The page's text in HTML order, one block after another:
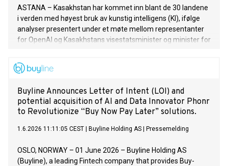
ASTANA – Kasakhstan har kommet inn blant de 30 landene
i verden med høyest bruk av kunstig intelligens (KI), ifølge
analyser presentert under et møte mellom representanter
for OpenAI og Kasakhstans visestatsminister og minister for
Buyline Announces Letter of Intent (LOI) and
potential acquisition of AI and Data Innovator Phonr
to Revolutionize “Buy Now Pay Later” solutions.
1.6.2026 11:11:05 CEST Buyline Holding AS Pressemelding
OSLO, NORWAY – 01 June 2026 – Buyline Holding AS
(Buyline), a leading Fintech company that provides Buy-